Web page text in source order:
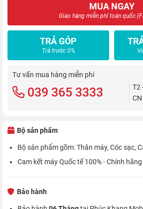
MUA NGAY
Giao hàng miễn phí toàn quốc
TRẢ GÓP
Trả trước 0%
Tư vấn mua hàng miễn phí
039 365 3333
T2
Bộ sản phẩm
Bộ sản phẩm gồm: Thân máy, Cóc sạc,
Cam kết máy Quốc tế 100% - Chính
Bảo hành